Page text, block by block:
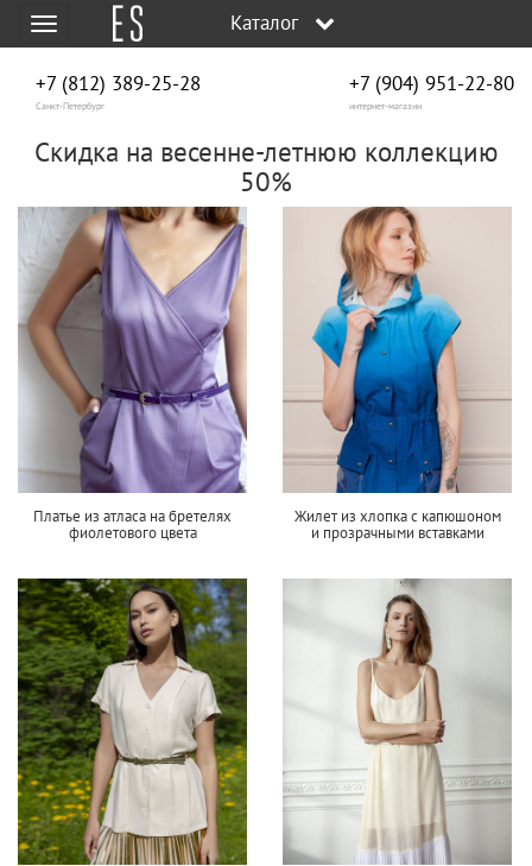
Меню Каталог
+7 (812) 389-25-28
Санкт-Петербург
+7 (904) 951‑22‑80
интернет-магазин
Скидка на весенне-летнюю коллекцию
50%
Платье из атласа на бретелях
фиолетового цвета
Жилет из хлопка с капюшоном
и прозрачными вставками